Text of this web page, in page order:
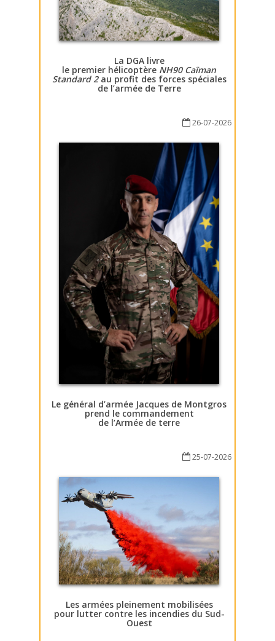
La DGA livre
le premier hélicoptère NH90 Caïman
Standard 2au profit des forces spéciales
de l’armée de Terre
26-07-2026
Le général d’armée Jacques de Montgros
prend le commandement
de l’Armée de terre
25-07-2026
Les armées pleinement mobilisées
pour lutter contre les incendies du Sud-
Ouest